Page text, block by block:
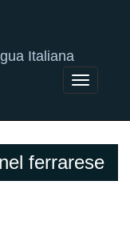
Italiana
Toggle
ferrarese